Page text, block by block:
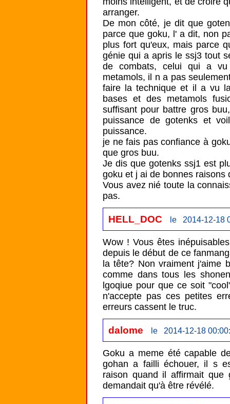
arranger.
De mon côté, je dit que
parce que goku, l' a dit, non
plus fort qu'eux, mais parce
génie qui a apris le ssj3 tout
de combats, celui qui a vu
metamols, il n a pas
faire la technique et il a vu
bases et des metamols
suffisant pour battre gros
puissance de gotenks et
puissance.
je ne fais pas confiance à
que gros buu.
Je dis que gotenks ssj1 est
goku et j ai de bonnes
Vous avez nié toute la
pas.
HELL_DOC le 2014-12-18
Wow ! Vous êtes
depuis le début de ce
la tête? Non vraiment j'aime
comme dans tous les
lgoqiue pour que ce soit
n'accepte pas ces petites
erreurs cassent le truc.
dalome le 2014-12-18
Goku a meme été capable
gohan a failli échouer, il s
raison quand il affirmait que
demandait qu'à être révélé.